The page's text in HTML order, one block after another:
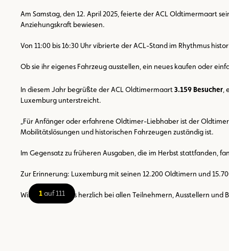
Am Samstag, den 12. April 2025, feierte der ACL Oldtimermaart
Anziehungskraft bewiesen.
Von 11:00 bis 16:30 Uhr vibrierte der ACL-Stand im Rhythmus
Ob sie ihr eigenes Fahrzeug ausstellen, ein neues kaufen oder
In diesem Jahr begrüßte der ACL Oldtimermaart 3.159 Besucher
Luxemburg unterstreicht.
„Für Anfänger oder erfahrene Oldtimer-Liebhaber ist der
Mobilitätslösungen und historischen Fahrzeugen zuständig ist.
Im Gegensatz zu früheren Ausgaben, die im Herbst stattfanden,
Zur Erinnerung: Luxemburg mit seinen 12.200 Oldtimern und
Wir bedanken uns herzlich bei allen Teilnehmern, Ausstellern und
1auf 111